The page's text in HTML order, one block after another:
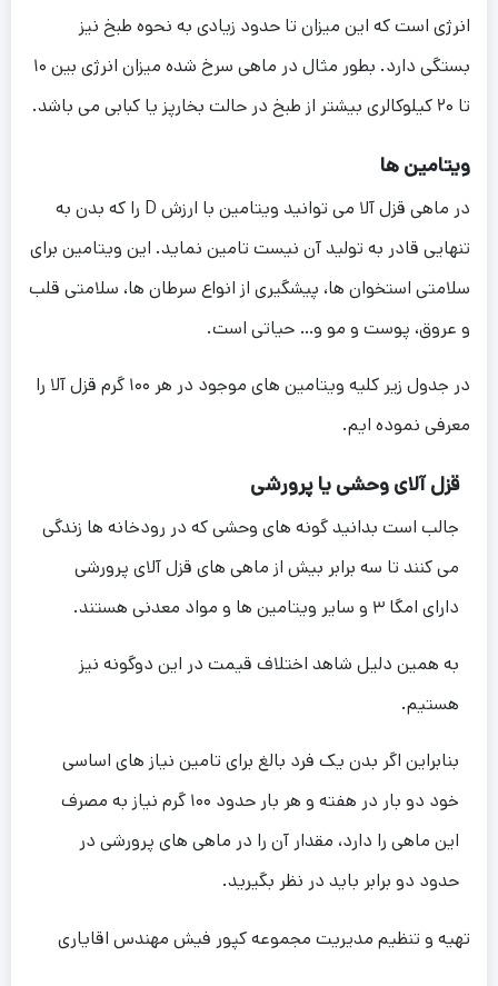
انرژی است که این میزان تا حدود زیادی به نحوه طبخ نیز
بستگی دارد. بطور مثال در ماهی سرخ شده میزان انرژی بین ۱۰
تا ۲۰ کیلوکالری بیشتر از طبخ در حالت بخارپز یا کبابی می باشد.
ویتامین ها
در ماهی قزل آلا می توانید ویتامین با ارزش D را که بدن به
تنهایی قادر به تولید آن نیست تامین نماید. این ویتامین برای
سلامتی استخوان ها، پیشگیری از انواع سرطان ها، سلامتی قلب
و عروق، پوست و مو و… حیاتی است.
در جدول زیر کلیه ویتامین های موجود در هر ۱۰۰ گرم قزل آلا را
معرفی نموده ایم.
قزل آلای وحشی یا پرورشی
جالب است بدانید گونه های وحشی که در رودخانه ها زندگی
می کنند تا سه برابر بیش از ماهی های قزل آلای پرورشی
دارای امگا ۳ و سایر ویتامین ها و مواد معدنی هستند.
به همین دلیل شاهد اختلاف قیمت در این دوگونه نیز
هستیم.
بنابراین اگر بدن یک فرد بالغ برای تامین نیاز های اساسی
خود دو بار در هفته و هر بار حدود ۱۰۰ گرم نیاز به مصرف
این ماهی را دارد، مقدار آن را در ماهی های پرورشی در
حدود دو برابر باید در نظر بگیرید.
تهیه و تنظیم مدیریت مجموعه کپور فیش مهندس اقایاری